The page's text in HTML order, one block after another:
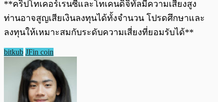
**คริปโทเคอร์เรนซีและโทเคนดิจิทัลมีความเสี่ยงสูง
ท่านอาจสูญเสียเงินลงทุนได้ทั้งจํานวน โปรดศึกษาและ
ลงทุนให้เหมาะสมกับระดับความเสี่ยงที่ยอมรับได้**
bitkub JFin coin